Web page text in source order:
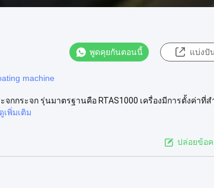
พูดคุยกันตอนนี้ แบ่งปั
machine
กกระจก รุ่นมาตรฐานคือ RTAS1000 เครื่องมีการตั้งค่าที่สํ
ดูเพิ่มเติม
ปล่อยข้อค